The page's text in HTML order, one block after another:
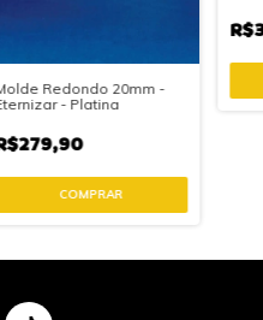
Redondo 20mm -
- Platina
Arte